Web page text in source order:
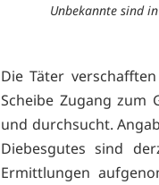
Unbekannte sind
Die Täter
Scheibe Zugang zum
und durchsucht.
Diebesgutes sind
Ermittlungen